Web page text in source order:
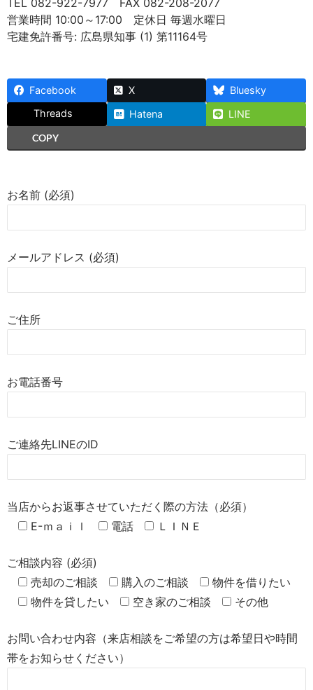
TEL 082-922-7977 FAX 082-208-2077
営業時間 10:00～17:00 定休日 毎週水曜日
宅建免許番号: 広島県知事 (1) 第11164号
Facebook X
Bluesky
Threads
Hatena
LINE
COPY
お名前 (必須)
メールアドレス (必須)
ご住所
お電話番号
ご連絡先LINEのID
当店からお返事させていただく際の方法（必須）
E-ｍａｉｌ
電話 ＬＩＮＥ
ご相談内容 (必須)
売却のご相談
購入のご相談
物件を借りたい
物件を貸したい
空き家のご相談 その他
お問い合わせ内容（来店相談をご希望の方は希望日や時間
帯をお知らせください）